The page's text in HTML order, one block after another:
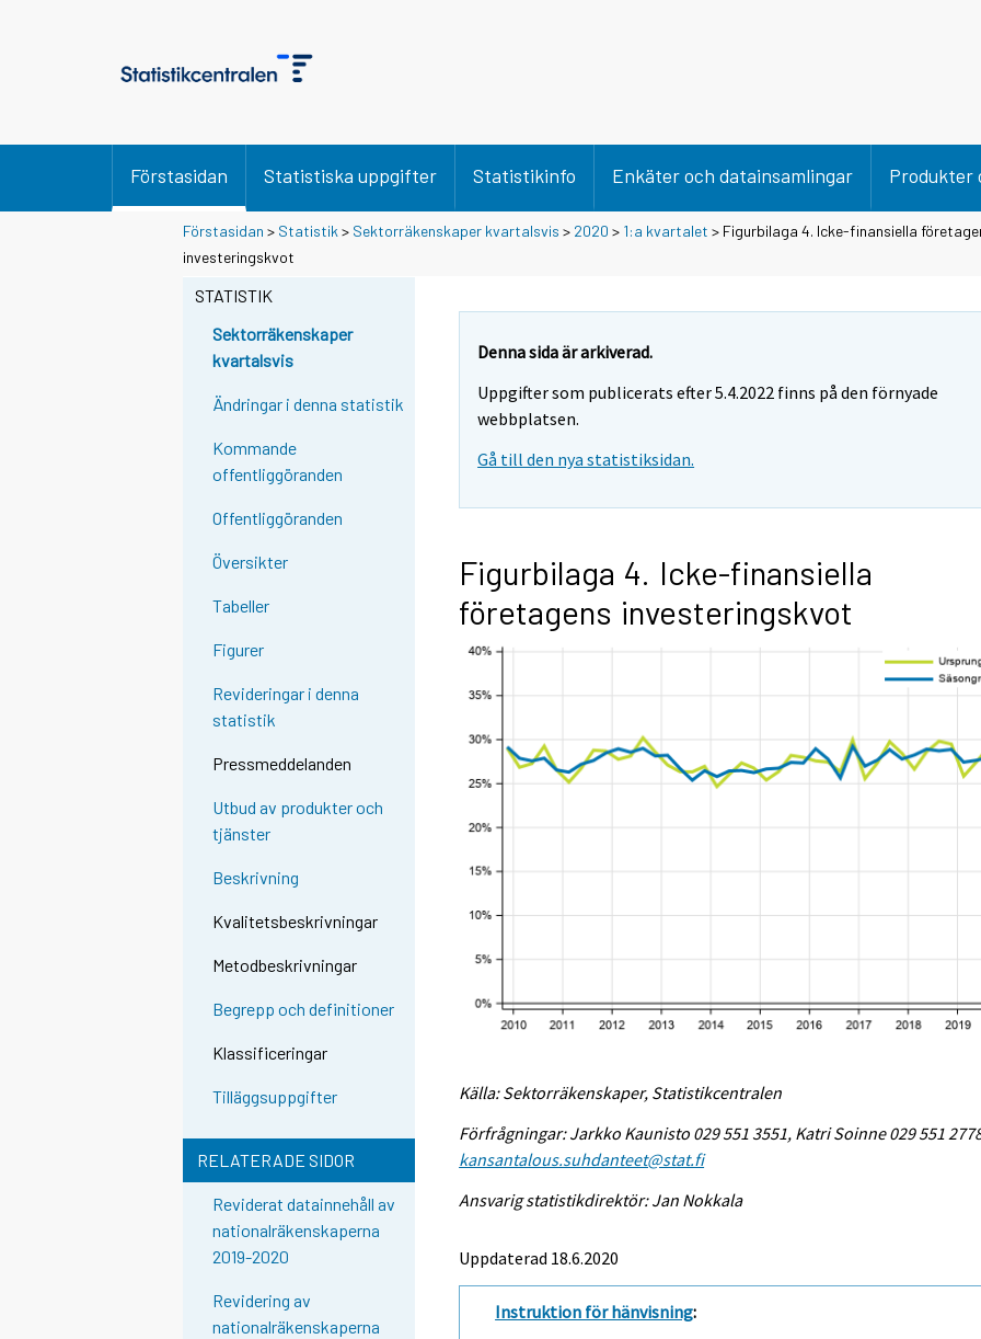
Förstasidan Statistiska uppgifter Statistikinfo Enkäter och datainsamlingar Produkter
Förstasidan > Statistik > Sektorräkenskaper kvartalsvis > 2020 > 1:a kvartalet > Figurbilaga 4. Icke-finansiella
investeringskvot
STATISTIK
Sektorräkenskaper
kvartalsvis
Ändringar i denna statistik
Kommande
offentliggöranden
Offentliggöranden
Översikter
Tabeller
Figurer
Revideringar i denna
statistik
Pressmeddelanden
Utbud av produkter och
tjänster
Beskrivning
Kvalitetsbeskrivningar
Metodbeskrivningar
Begrepp och definitioner
Klassificeringar
Tilläggsuppgifter
RELATERADE SIDOR
Reviderat datainnehåll av
nationalräkenskaperna
2019-2020
Revidering av
nationalräkenskaperna
Denna sida är arkiverad.
Uppgifter som publicerats efter 5.4.2022 finns på den förnyade
webbplatsen.
Gå till den nya statistiksidan.
Figurbilaga 4. Icke-finansiella
företagens investeringskvot
Källa: Sektorräkenskaper, Statistikcentralen
Förfrågningar: Jarkko Kaunisto 029 551 3551, Katri Soinne 029 551
kansantalous.suhdanteet@stat.fi
Ansvarig statistikdirektör: Jan Nokkala
Uppdaterad 18.6.2020
Instruktion för hänvisning: